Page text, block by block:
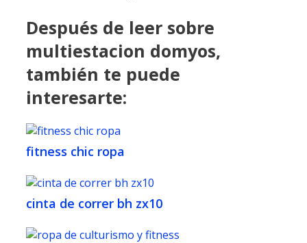
Después de leer sobre
multiestacion domyos,
también te puede
interesarte:
fitness chic ropa
cinta de correr bh zx10